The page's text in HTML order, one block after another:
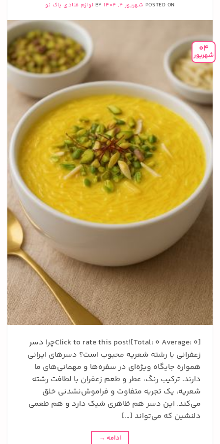
POSTED ON شهریور 4, 1404 BY لوازم قنادی پاک نو
04
شهریور
Click to rate this post![Total: 0 Average: 0]چرا دسر
زعفرانی با رشته شعریه محبوب است؟ دسرهای ایرانی
همواره جایگاه ویژه‌ای در سفره‌ها و مهمانی‌های ما
دارند. ترکیب رنگ، عطر و طعم زعفران با لطافت رشته
شعریه، یک تجربه متفاوت و فراموش‌نشدنی خلق
می‌کند. این دسر هم ظاهری شیک دارد و هم طعمی
دلنشین که می‌تواند […]
ادامه →